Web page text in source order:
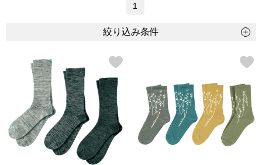
ン雑貨
トレーナー／
セーター／カ
1
絞り込み条件